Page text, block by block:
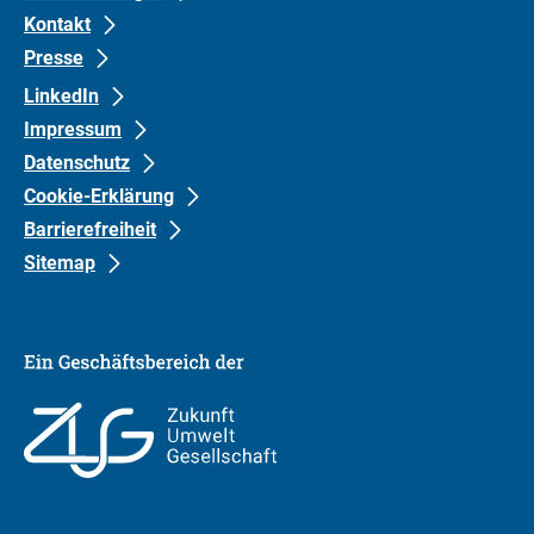
Kontakt
Presse
LinkedIn
Impressum
Datenschutz
Cookie-Erklärung
Barrierefreiheit
Sitemap